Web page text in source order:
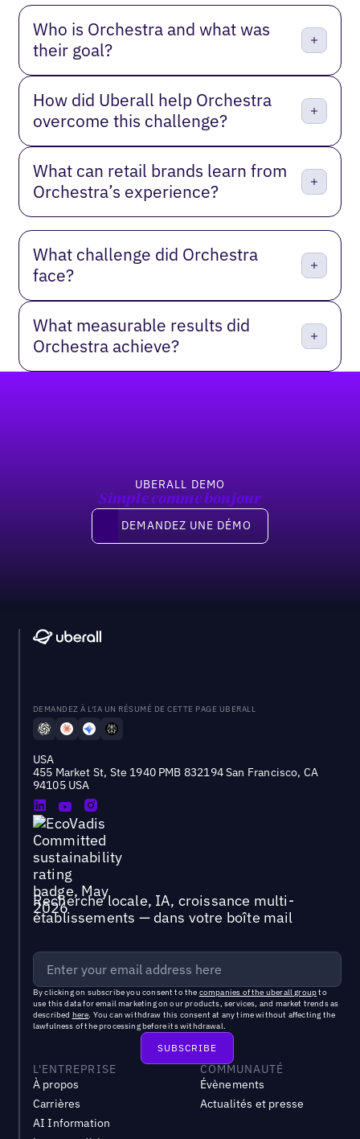
Who is Orchestra and what was
their goal?
How did Uberall help Orchestra
overcome this challenge?
What can retail brands learn from
Orchestra’s experience?
What challenge did Orchestra
face?
What measurable results did
Orchestra achieve?
UBERALL DEMO
Simple comme bonjour
Demandez une démo
DEMANDEZ UNE DÉMO
DEMANDEZ À L'IA UN RÉSUMÉ DE CETTE PAGE UBERALL
USA
455 Market St, Ste 1940 PMB 832194 San Francisco, CA
94105 USA
Recherche locale, IA, croissance multi-
établissements — dans votre boîte mail
By clicking on subscribe you consent to the companies of the uberall groupto
use this data for email marketing on our products, services, and market trends as
described here. You can withdraw this consent at any time without affecting the
lawfulness of the processing before its withdrawal.
L'ENTREPRISE
À propos
Carrières
AI Information
COMMUNAUTÉ
Évènements
Actualités et presse